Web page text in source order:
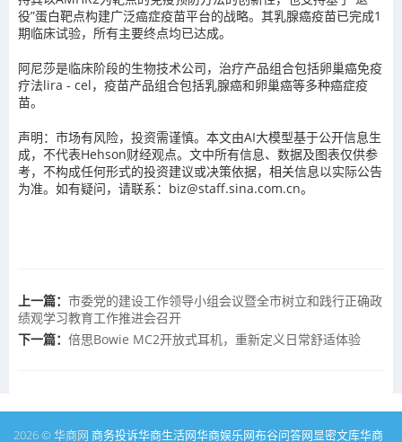
役”蛋白靶点构建广泛癌症疫苗平台的战略。其乳腺癌疫苗已完成1
期临床试验，所有主要终点均已达成。
阿尼莎是临床阶段的生物技术公司，治疗产品组合包括卵巢癌免疫
疗法lira - cel，疫苗产品组合包括乳腺癌和卵巢癌等多种癌症疫
苗。
声明：市场有风险，投资需谨慎。本文由AI大模型基于公开信息生
成，不代表Hehson财经观点。文中所有信息、数据及图表仅供参
考，不构成任何形式的投资建议或决策依据，相关信息以实际公告
为准。如有疑问，请联系：biz@staff.sina.com.cn。
上一篇： 市委党的建设工作领导小组会议暨全市树立和践行正确政
绩观学习教育工作推进会召开
下一篇： 倍思Bowie MC2开放式耳机，重新定义日常舒适体验
2026 © 华商网 商务投诉华商生活网华商娱乐网布谷问答网显密文库华商